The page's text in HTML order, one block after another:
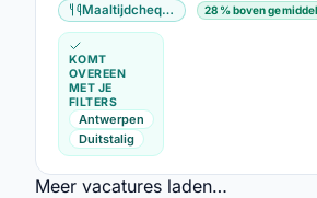
Maaltijdcheques
KOMT
OVEREEN
MET JE
FILTERS
Antwerpen
Duitstalig
28% boven
Meer vacatures laden…